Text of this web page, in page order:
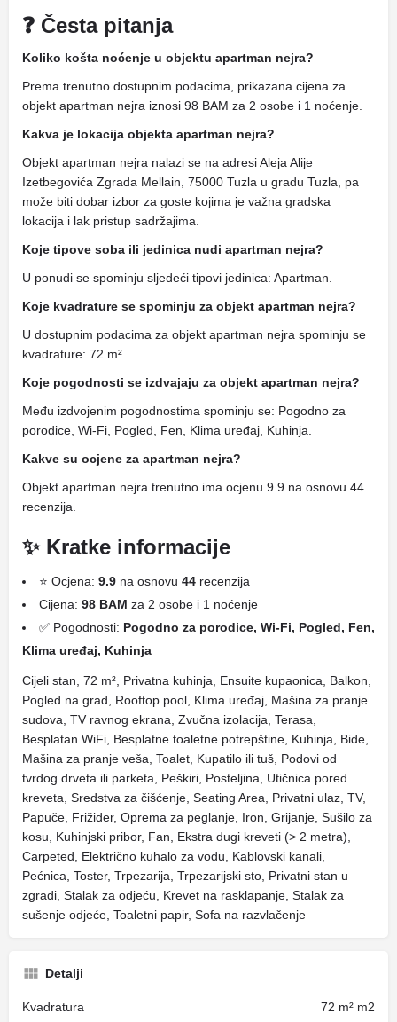
❓ Česta pitanja
Koliko košta noćenje u objektu apartman nejra?
Prema trenutno dostupnim podacima, prikazana cijena za
objekt apartman nejra iznosi 98 BAM za 2 osobe i 1 noćenje.
Kakva je lokacija objekta apartman nejra?
Objekt apartman nejra nalazi se na adresi Aleja Alije
Izetbegovića Zgrada Mellain, 75000 Tuzla u gradu Tuzla, pa
može biti dobar izbor za goste kojima je važna gradska
lokacija i lak pristup sadržajima.
Koje tipove soba ili jedinica nudi apartman nejra?
U ponudi se spominju sljedeći tipovi jedinica: Apartman.
Koje kvadrature se spominju za objekt apartman nejra?
U dostupnim podacima za objekt apartman nejra spominju se
kvadrature: 72 m².
Koje pogodnosti se izdvajaju za objekt apartman nejra?
Među izdvojenim pogodnostima spominju se: Pogodno za
porodice, Wi-Fi, Pogled, Fen, Klima uređaj, Kuhinja.
Kakve su ocjene za apartman nejra?
Objekt apartman nejra trenutno ima ocjenu 9.9 na osnovu 44
recenzija.
✨ Kratke informacije
⭐ Ocjena: 9.9 na osnovu 44 recenzija
Cijena: 98 BAM za 2 osobe i 1 noćenje
✅ Pogodnosti: Pogodno za porodice, Wi-Fi, Pogled, Fen,
Klima uređaj, Kuhinja
Cijeli stan, 72 m², Privatna kuhinja, Ensuite kupaonica, Balkon,
Pogled na grad, Rooftop pool, Klima uređaj, Mašina za pranje
sudova, TV ravnog ekrana, Zvučna izolacija, Terasa,
Besplatan WiFi, Besplatne toaletne potrepštine, Kuhinja, Bide,
Mašina za pranje veša, Toalet, Kupatilo ili tuš, Podovi od
tvrdog drveta ili parketa, Peškiri, Posteljina, Utičnica pored
kreveta, Sredstva za čišćenje, Seating Area, Privatni ulaz, TV,
Papuče, Frižider, Oprema za peglanje, Iron, Grijanje, Sušilo za
kosu, Kuhinjski pribor, Fan, Ekstra dugi kreveti (> 2 metra),
Carpeted, Električno kuhalo za vodu, Kablovski kanali,
Pećnica, Toster, Trpezarija, Trpezarijski sto, Privatni stan u
zgradi, Stalak za odjeću, Krevet na rasklapanje, Stalak za
sušenje odjeće, Toaletni papir, Sofa na razvlačenje
Detalji
Kvadratura 72 m² m2